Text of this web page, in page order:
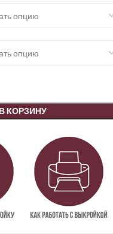
В КОРЗИНУ